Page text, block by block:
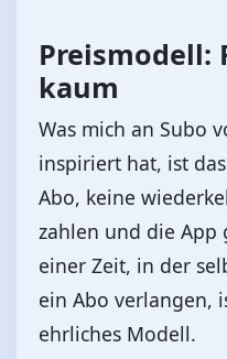
Preismodell:
kaum
Was mich an Subo
inspiriert hat, ist das
Abo, keine
zahlen und die App
einer Zeit, in der
ein Abo verlangen,
ehrliches Modell.